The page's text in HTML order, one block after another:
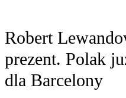
Robert
prezent. Polak
dla Barcelony